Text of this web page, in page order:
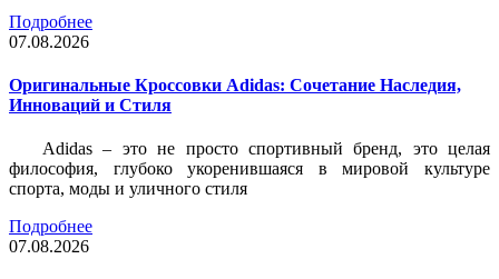
Подробнее
07.08.2026
Оригинальные Кроссовки Adidas: Сочетание Наследия,
Инноваций и Стиля
Adidas – это не просто спортивный бренд, это целая
философия, глубоко укоренившаяся в мировой культуре
спорта, моды и уличного стиля
Подробнее
07.08.2026